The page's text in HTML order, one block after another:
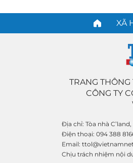
XÃ
TRANG
CÔNG TY
Địa chỉ: Tòa nhà
Điện thoại: 094 388
Email:
Chịu trách nhiệm nội